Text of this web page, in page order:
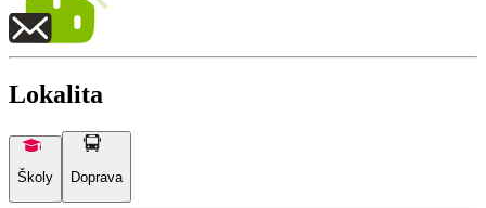
Lokalita
Školy Doprava